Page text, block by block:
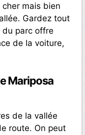
mais bien
Gardez tout
du parc offre
de la voiture,
Mariposa
de la vallée
route. On peut